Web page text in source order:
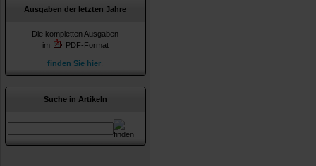
Ausgaben der letzten Jahre
Die kompletten Ausgaben
im
PDF-Format
finden Sie hier
Suche in Artikeln